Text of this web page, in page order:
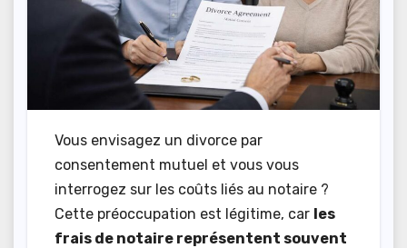
Vous envisagez un divorce par
consentement mutuel et vous vous
interrogez sur les coûts liés au notaire ?
Cette préoccupation est légitime, car les
frais de notaire représentent souvent